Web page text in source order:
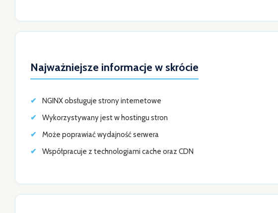
Najważniejsze informacje w skrócie
NGINX obsługuje strony internetowe
Wykorzystywany jest w hostingu stron
Może poprawiać wydajność serwera
Współpracuje z technologiami cache oraz CDN